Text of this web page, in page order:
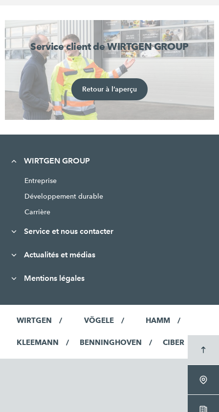
Service client de WIRTGEN GROUP
Retour à l’aperçu
WIRTGEN GROUP
Entreprise
Développement durable
Carrière
Service et nous contacter
Actualités et médias
Mentions légales
WIRTGEN VÖGELE HAMM
KLEEMANN BENNINGHOVEN CIBER